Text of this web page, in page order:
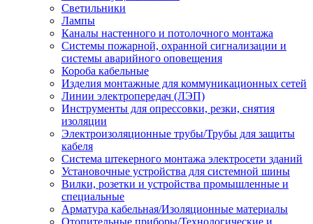
Светильники
Лампы
Каналы настенного и потолочного монтажа
Системы пожарной, охранной сигнализации и
системы аварийного оповещения
Короба кабельные
Изделия монтажные для коммуникационных сетей
Линии электропередач (ЛЭП)
Инструменты для опрессовки, резки, снятия
изоляции
Электроизоляционные трубы/Трубы для защиты
кабеля
Система штекерного монтажа электросети зданий
Установочные устройства для системной шины
Вилки, розетки и устройства промышленные и
специальные
Арматура кабельная/Изоляционные материалы
Отопительные приборы/Технологические и